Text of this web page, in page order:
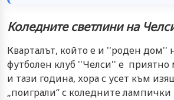
Коледните светлини на
Кварталът, който е и ''роден дом''
футболен клуб ''Челси'' е приятно
и тази година, хора с усет към
„поиграли“ с коледните